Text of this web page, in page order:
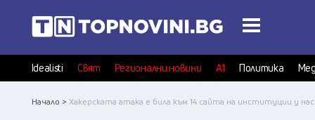
Idealisti Свят Регионални новини А1 Политика
Начало > Хакерската атака е била към 14 сайта на институции у нас